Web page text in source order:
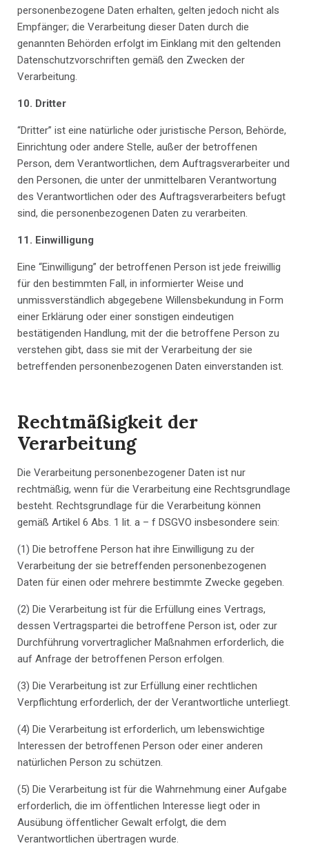
personenbezogene Daten erhalten, gelten jedoch nicht als
Empfänger; die Verarbeitung dieser Daten durch die
genannten Behörden erfolgt im Einklang mit den geltenden
Datenschutzvorschriften gemäß den Zwecken der
Verarbeitung.
10. Dritter
“Dritter” ist eine natürliche oder juristische Person, Behörde,
Einrichtung oder andere Stelle, außer der betroffenen
Person, dem Verantwortlichen, dem Auftragsverarbeiter und
den Personen, die unter der unmittelbaren Verantwortung
des Verantwortlichen oder des Auftragsverarbeiters befugt
sind, die personenbezogenen Daten zu verarbeiten.
11. Einwilligung
Eine “Einwilligung” der betroffenen Person ist jede freiwillig
für den bestimmten Fall, in informierter Weise und
unmissverständlich abgegebene Willensbekundung in Form
einer Erklärung oder einer sonstigen eindeutigen
bestätigenden Handlung, mit der die betroffene Person zu
verstehen gibt, dass sie mit der Verarbeitung der sie
betreffenden personenbezogenen Daten einverstanden ist.
Rechtmäßigkeit der
Verarbeitung
Die Verarbeitung personenbezogener Daten ist nur
rechtmäßig, wenn für die Verarbeitung eine Rechtsgrundlage
besteht. Rechtsgrundlage für die Verarbeitung können
gemäß Artikel 6 Abs. 1 lit. a – f DSGVO insbesondere sein:
(1) Die betroffene Person hat ihre Einwilligung zu der
Verarbeitung der sie betreffenden personenbezogenen
Daten für einen oder mehrere bestimmte Zwecke gegeben.
(2) Die Verarbeitung ist für die Erfüllung eines Vertrags,
dessen Vertragspartei die betroffene Person ist, oder zur
Durchführung vorvertraglicher Maßnahmen erforderlich, die
auf Anfrage der betroffenen Person erfolgen.
(3) Die Verarbeitung ist zur Erfüllung einer rechtlichen
Verpflichtung erforderlich, der der Verantwortliche unterliegt.
(4) Die Verarbeitung ist erforderlich, um lebenswichtige
Interessen der betroffenen Person oder einer anderen
natürlichen Person zu schützen.
(5) Die Verarbeitung ist für die Wahrnehmung einer Aufgabe
erforderlich, die im öffentlichen Interesse liegt oder in
Ausübung öffentlicher Gewalt erfolgt, die dem
Verantwortlichen übertragen wurde.